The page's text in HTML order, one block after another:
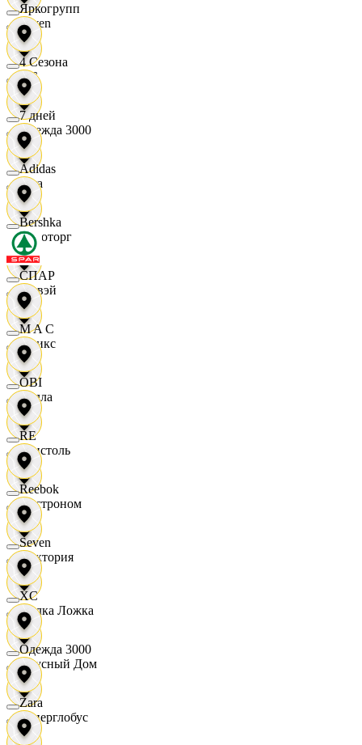
Seven
XC
Одежда 3000
Zara
Агроторг
Амвэй
Аникс
Билла
Бристоль
Быстроном
Виктория
Вилка Ложка
Вкусный Дом
Гиперглобус
Яркогрупп
4 Сезона
7 дней
Adidas
Bershka
СПАР
M A C
OBI
RE
Reebok
Seven
XC
Одежда 3000
Zara